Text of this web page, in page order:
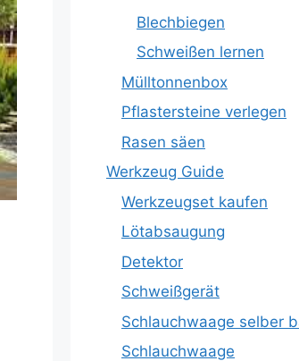
Blechbiegen
Schweißen lernen
Mülltonnenbox
Pflastersteine verlegen
Rasen säen
Werkzeug Guide
Werkzeugset kaufen
Lötabsaugung
Detektor
Schweißgerät
Schlauchwaage selber
Schlauchwaage